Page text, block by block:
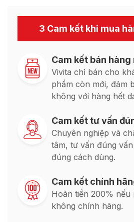
3 Cam kết khi mua
Cam kết bán hàng
Vivita chỉ bán cho
phẩm còn mới, đảm
không với hàng hết
Cam kết tư vấn
Chuyên nghiệp và
tâm, tư vấn đúng
đúng cách dùng.
Cam kết chính
Hoàn tiền 200% nếu
không chính hãng.